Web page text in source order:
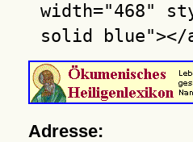
width="468"
solid blue"></
Adresse: